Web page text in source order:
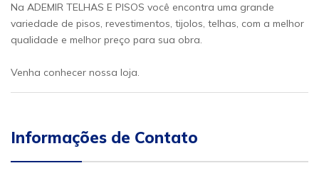
Na ADEMIR TELHAS E PISOS você encontra uma grande
variedade de pisos, revestimentos, tijolos, telhas, com a melhor
qualidade e melhor preço para sua obra.
Venha conhecer nossa loja.
Informações de Contato